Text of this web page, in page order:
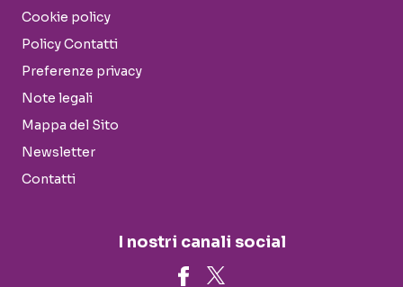
Cookie policy
Policy Contatti
Preferenze privacy
Note legali
Mappa del Sito
Newsletter
Contatti
I nostri canali social